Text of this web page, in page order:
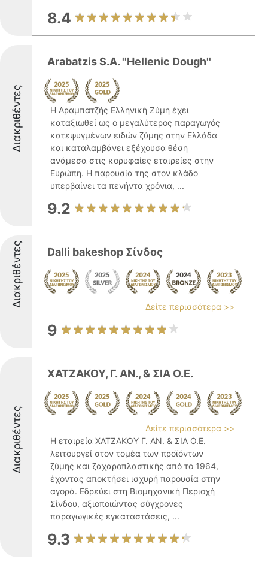
8.4
Διακριθέντες
Arabatzis S.A. ''Hellenic Dough''
Η Αραμπατζής Ελληνική Ζύμη έχει
καταξιωθεί ως ο μεγαλύτερος παραγωγός
κατεψυγμένων ειδών ζύμης στην Ελλάδα
και καταλαμβάνει εξέχουσα θέση
ανάμεσα στις κορυφαίες εταιρείες στην
Ευρώπη. Η παρουσία της στον κλάδο
υπερβαίνει τα πενήντα χρόνια, ...
9.2
Διακριθέντες Dalli bakeshop Σίνδος
Δείτε περισσότερα >>
9
Διακριθέντες
ΧΑΤΖΑΚΟΥ, Γ. ΑΝ., & ΣΙΑ Ο.Ε.
Δείτε περισσότερα >>
Η εταιρεία ΧΑΤΖΑΚΟΥ Γ. ΑΝ. & ΣΙΑ Ο.Ε.
λειτουργεί στον τομέα των προϊόντων
ζύμης και ζαχαροπλαστικής από το 1964,
έχοντας αποκτήσει ισχυρή παρουσία στην
αγορά. Εδρεύει στη Βιομηχανική Περιοχή
Σίνδου, αξιοποιώντας σύγχρονες
παραγωγικές εγκαταστάσεις, ...
9.3